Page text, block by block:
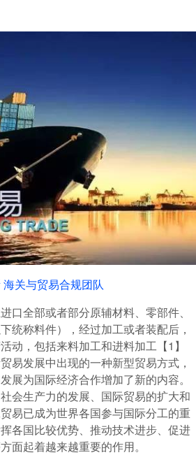
关与贸易合规团队
口全部或者部分原辅材料、零部件、
统称料件），经过加工或者装配后，
动，包括来料加工和进料加工【1】
易发展中出现的一种新型贸易方式，
展为国际经济合作增加了新的内容。
会生产力的发展、国际贸易的扩大和
易已成为世界各国参与国际分工的重
各国比较优势、推动技术进步、促进
面起着越来越重要的作用。